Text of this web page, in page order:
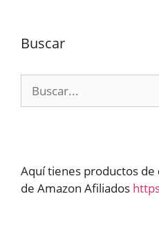
Buscar
Aquí tienes productos de
de Amazon Afiliados